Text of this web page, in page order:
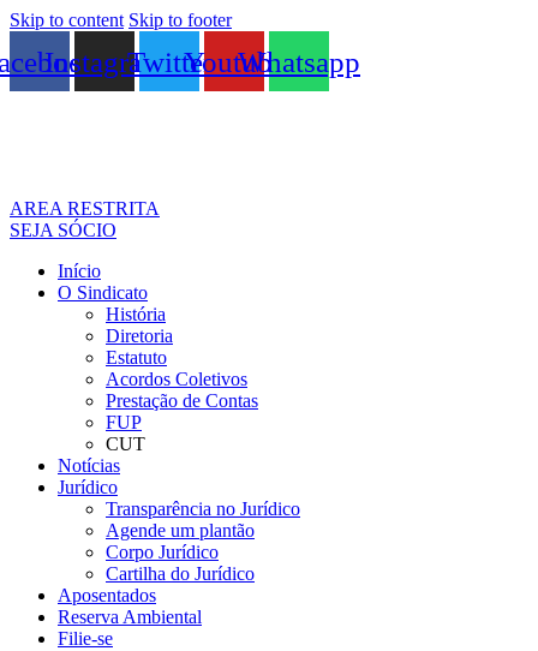
Skip to content Skip to footer
InstagramTwitterYoutubeWhatsapp
AREA RESTRITA
SEJA SÓCIO
Início
O Sindicato
História
Diretoria
Estatuto
Acordos Coletivos
Prestação de Contas
FUP
CUT
Notícias
Jurídico
Transparência no Jurídico
Agende um plantão
Corpo Jurídico
Cartilha do Jurídico
Aposentados
Reserva Ambiental
Filie-se